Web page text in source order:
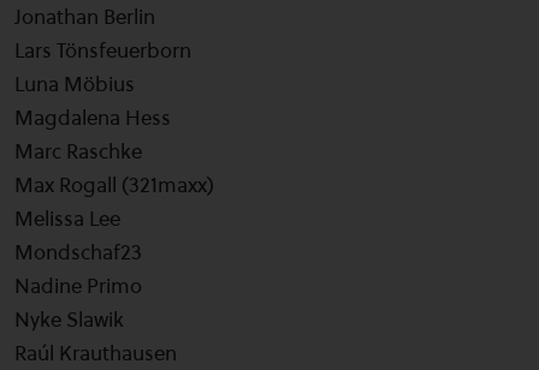
Jonathan Berlin
Lars Tönsfeuerborn
Luna Möbius
Magdalena Hess
Marc Raschke
Max Rogall (321maxx)
Melissa Lee
Mondschaf23
Nadine Primo
Nyke Slawik
Raúl Krauthausen